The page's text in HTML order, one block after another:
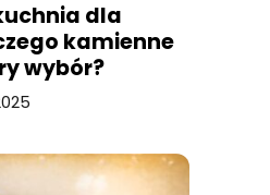
dla
kamienne
wybór?